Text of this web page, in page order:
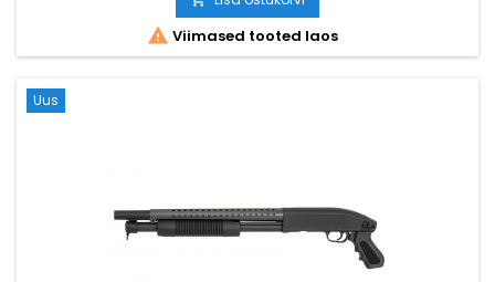
 Viimased tooted laos
Uus